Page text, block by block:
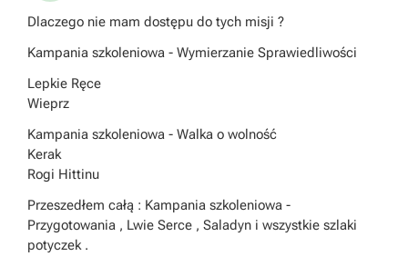
Dlaczego nie mam dostępu do tych misji ?
Kampania szkoleniowa - Wymierzanie Sprawiedliwości
Lepkie Ręce
Wieprz
Kampania szkoleniowa - Walka o wolność
Kerak
Rogi Hittinu
Przeszedłem całą : Kampania szkoleniowa -
Przygotowania , Lwie Serce , Saladyn i wszystkie szlaki
potyczek .